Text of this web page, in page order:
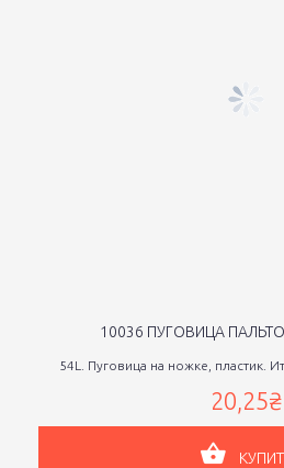
10036 ПУГОВИЦА
54L. Пуговица на ножке, пластик.
20,25₴